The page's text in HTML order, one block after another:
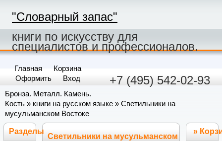
"Словарный запас"
книги по искусству для
специалистов и профессионалов.
+7 (495) 542-02-93
Главная
Корзина
Оформить
Вход
Бронза. Металл. Камень.
Кость » книги на русском языке » Светильники на
мусульманском Востоке
Светильники на мусульманском
Разделы »